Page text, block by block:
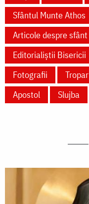
Sfântul Munte Athos
Articole despre sfânt
Editorialiștii Bisericii
Fotografii
Tropar
Apostol
Slujba